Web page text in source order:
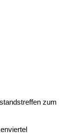
zum